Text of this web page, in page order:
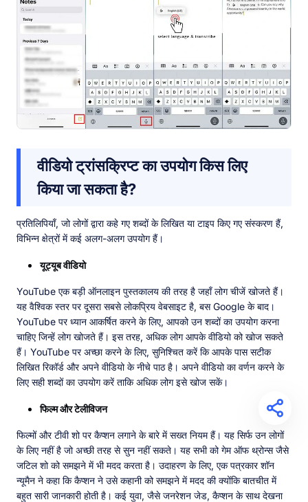
वीडियो ट्रांसक्रिप्ट का उपयोग किस लिए
किया जा सकता है?
प्रतिलिपियाँ, जो लोगों द्वारा कहे गए शब्दों के लिखित या टाइप किए गए संस्करण हैं,
विभिन्न क्षेत्रों में कई अलग-अलग उपयोग हैं।
यूट्यूब वीडियो
YouTube एक बड़ी ऑनलाइन पुस्तकालय की तरह है जहाँ लोग चीजें खोजते हैं।
यह वैश्विक स्तर पर दूसरा सबसे लोकप्रिय वेबसाइट है, बस Google के बाद।
YouTube पर ध्यान आकर्षित करने के लिए, आपको उन शब्दों का उपयोग करना
चाहिए जिन्हें लोग खोजते हैं। इस तरह, अधिक लोग आपके वीडियो को खोज सकते
हैं। YouTube पर अच्छा करने के लिए, सुनिश्चित करें कि आपके पास सटीक
लिखित रिकॉर्ड और अपने वीडियो के नीचे पाठ है। अपने वीडियो का वर्णन करने के
लिए सही शब्दों का उपयोग करें ताकि अधिक लोग इसे खोज सकें।
फिल्म और टेलीविजन
फिल्मों और टीवी शो पर कैप्शन लगाने के बारे में सख्त नियम हैं। यह सिर्फ उन लोगों
के लिए नहीं है जो अच्छी तरह से सुन नहीं सकते। यह सभी को गेम ऑफ थ्रोन्स जैसे
जटिल शो को समझने में भी मदद करता है। उदाहरण के लिए, एक पत्रकार शॉन
न्यूमैन ने कहा कि कैप्शन ने उसे कहानी को समझने में मदद की क्योंकि बातचीत में
बहुत सारी जानकारी होती है। कई युवा, जैसे जनरेशन जेड, कैप्शन के साथ देखना